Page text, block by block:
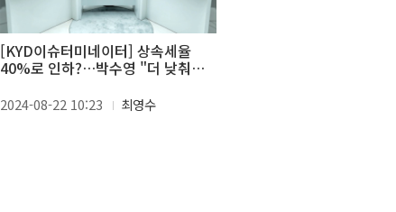
[KYD이슈터미네이터] 상속세율
40%로 인하?…박수영 "더 낮춰야"
2024-08-22 10:23 최영수